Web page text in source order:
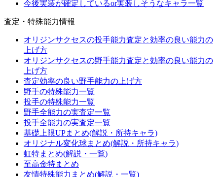
今後実装が確定しているor実装しそうなキャラ一覧
査定・特殊能力情報
オリジンサクセスの投手能力査定と効率の良い能力の
上げ方
オリジンサクセスの野手能力査定と効率の良い能力の
上げ方
査定効率の良い野手能力の上げ方
野手の特殊能力一覧
投手の特殊能力一覧
野手全能力の実査定一覧
投手全能力の実査定一覧
基礎上限UPまとめ(解説・所持キャラ)
オリジナル変化球まとめ(解説・所持キャラ)
虹特まとめ(解説・一覧)
至高金特まとめ
友情特殊能力まとめ(解説・一覧)